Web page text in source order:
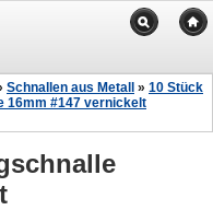
Schnallen aus Metall » 10 Stück
16mm #147 vernickelt